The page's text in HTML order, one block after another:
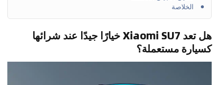
الخلاصة
هل تعد Xiaomi SU7 خيارًا جيدًا عند شرائها
كسيارة مستعملة؟